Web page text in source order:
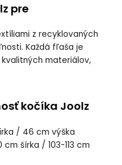
pre
z recyklovaných
Každá fľaša je
materiálov,
kočíka Joolz
/ 46 cm výška
šírka / 103-113 cm